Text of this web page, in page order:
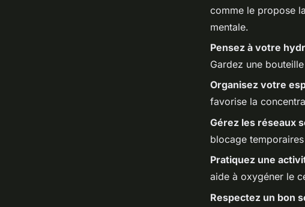
comme le propose
mentale.
Pensez à votre
Gardez une
Organisez votre
favorise la
Gérez les réseaux
blocage
Pratiquez une
aide à oxygéner le
Respectez un bon